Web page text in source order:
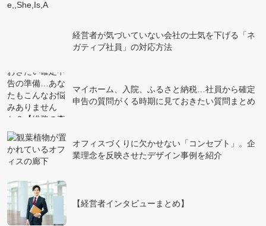
経営者が気づいていない会社の士気を下げる「ネ
ガティブ社員」の対応方法
マイホーム、入院、ふるさと納税…社員から確定
申告の質問がくる時期に見ておきたい質問まとめ
オフィスづくりに欠かせない「コンセプト」。企
業理念を反映させたデザイン事例を紹介
【経営者インタビューまとめ】